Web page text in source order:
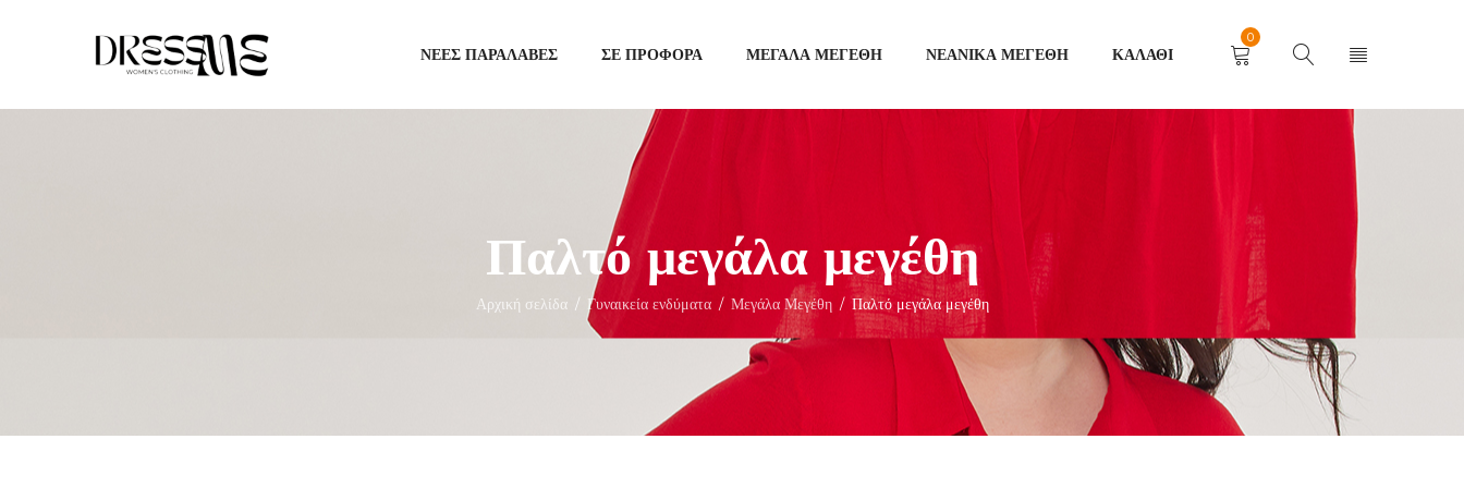
ΝΈΕΣ ΠΑΡΑΛΑΒΈΣ ΣΕ ΠΡΟΦΟΡΆ ΜΕΓΆΛΑ ΜΕΓΈΘΗ ΝΕΑΝΙΚΆ ΜΕΓΈΘΗ ΚΑΛΆΘΙ
0
Παλτό μεγάλα μεγέθη
Αρχική σελίδα / Γυναικεία ενδύματα / Μεγάλα Μεγέθη / Παλτό μεγάλα μεγέθη